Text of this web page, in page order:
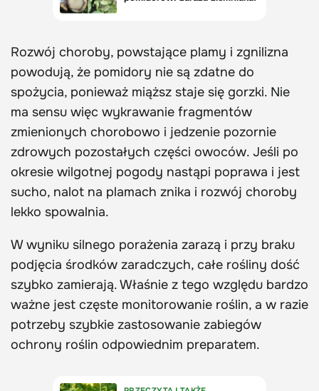
Rozwój choroby, powstające plamy i zgnilizna
powodują, że pomidory nie są zdatne do
spożycia, ponieważ miąższ staje się gorzki. Nie
ma sensu więc wykrawanie fragmentów
zmienionych chorobowo i jedzenie pozornie
zdrowych pozostałych części owoców. Jeśli po
okresie wilgotnej pogody nastąpi poprawa i jest
sucho, nalot na plamach znika i rozwój choroby
lekko spowalnia.
W wyniku silnego porażenia zarazą i przy braku
podjęcia środków zaradczych, całe rośliny dość
szybko zamierają. Właśnie z tego względu bardzo
ważne jest częste monitorowanie roślin, a w razie
potrzeby szybkie zastosowanie zabiegów
ochrony roślin odpowiednim preparatem.